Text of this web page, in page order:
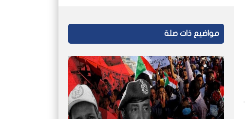
مواضيع ذات صلة